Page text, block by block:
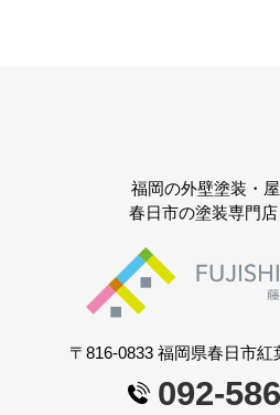
福岡の外壁塗装・屋
春日市の塗装専門
〒816-0833 福岡県春日市
092-